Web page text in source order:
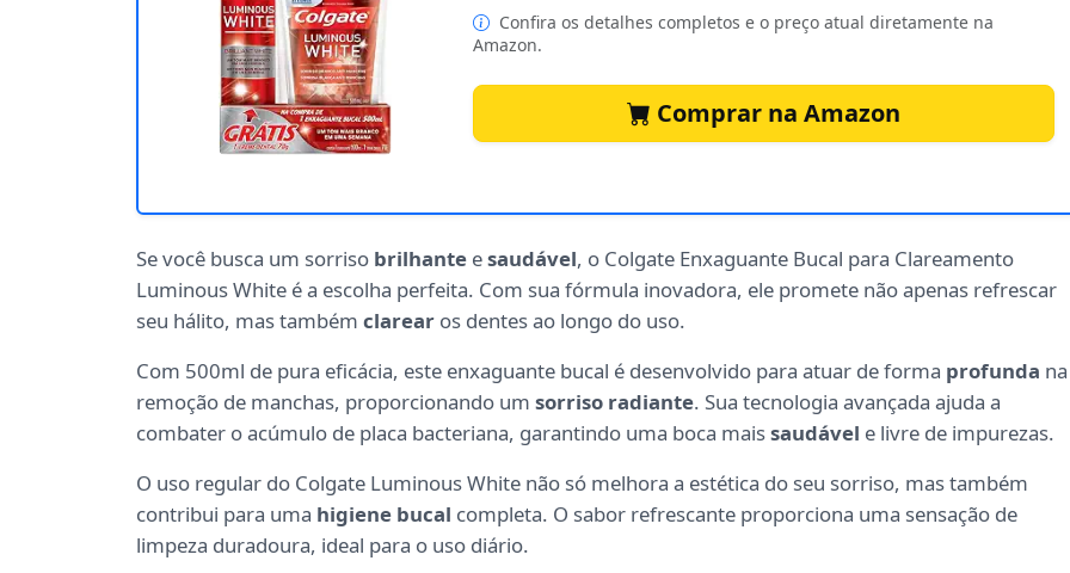
Confira os detalhes completos e o preço atual diretamente na
Amazon.
Comprar na Amazon
Se você busca um sorriso brilhante esaudável, o Colgate Enxaguante Bucal para Clareamento
Luminous White é a escolha perfeita. Com sua fórmula inovadora, ele promete não apenas refrescar
seu hálito, mas também clarear os dentes ao longo do uso.
Com 500ml de pura eficácia, este enxaguante bucal é desenvolvido para atuar de forma profunda na
remoção de manchas, proporcionando um sorriso radiante. Sua tecnologia avançada ajuda a
combater o acúmulo de placa bacteriana, garantindo uma boca maissaudável e livre de impurezas.
O uso regular do Colgate Luminous White não só melhora a estética do seu sorriso, mas também
contribui para uma higiene bucal completa. O sabor refrescante proporciona uma sensação de
limpeza duradoura, ideal para o uso diário.